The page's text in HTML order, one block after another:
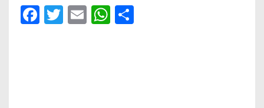
F
a
T
w
E
m
W
h